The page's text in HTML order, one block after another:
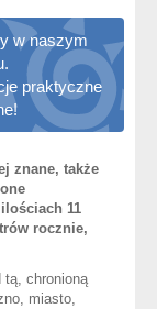
w naszym
praktyczne
znane, także
11
rocznie,
tą, chronioną
miasto,